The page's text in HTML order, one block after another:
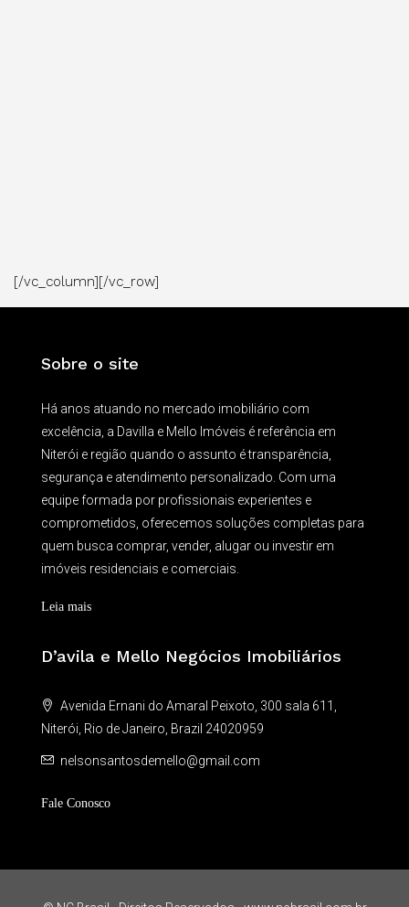
[/vc_column][/vc_row]
Sobre o site
Há anos atuando no mercado imobiliário com
excelência, a Davilla e Mello Imóveis é referência em
Niterói e região quando o assunto é transparência,
segurança e atendimento personalizado. Com uma
equipe formada por profissionais experientes e
comprometidos, oferecemos soluções completas para
quem busca comprar, vender, alugar ou investir em
imóveis residenciais e comerciais.
Leia mais
D’avila e Mello Negócios Imobiliários
Avenida Ernani do Amaral Peixoto, 300 sala 611,
Niterói, Rio de Janeiro, Brazil 24020959
nelsonsantosdemello@gmail.com
Fale Conosco